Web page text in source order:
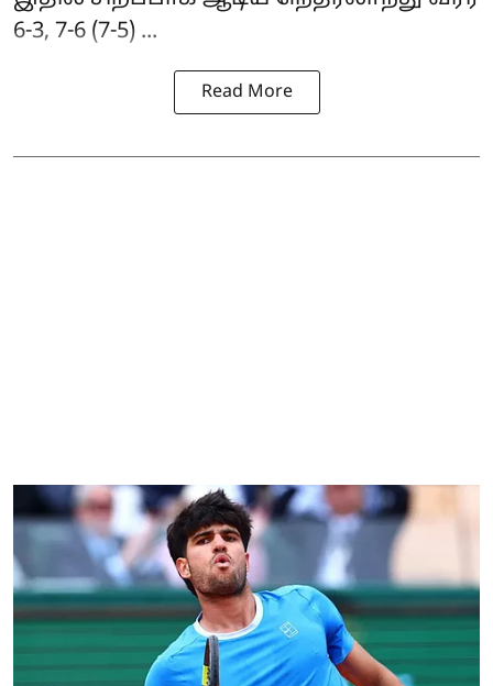
6-3, 7-6 (7-5) ...
Read More